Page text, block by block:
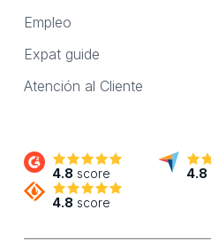
Empleo
Expat guide
Atención al Cliente
4.8 score 4.8
4.8 score